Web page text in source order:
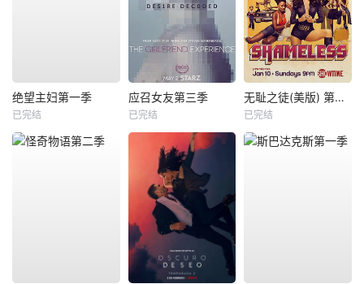
绝望主妇第一季
已完结
应召女友第三季
已完结
无耻之徒(美版) 第六季
已完结